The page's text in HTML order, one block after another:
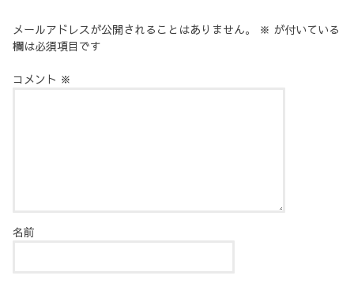
メールアドレスが公開されることはありません。 ※ が付いている
欄は必須項目です
コメント ※
名前